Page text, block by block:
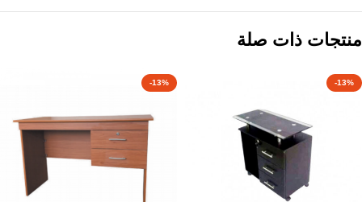
منتجات ذات صلة
-13%
-13%